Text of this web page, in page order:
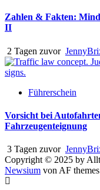
Zahlen & Fakten:
II
2 Tagen zuvor
Führerschein
Vorsicht bei
Fahrzeugenteignung
3 Tagen zuvor
Copyright © 2025 by
Newsium von AF